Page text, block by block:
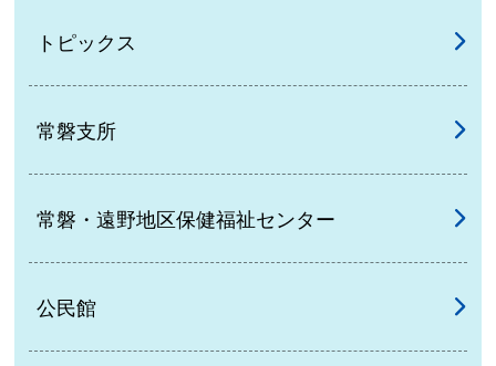
トピックス
常磐支所
常磐・遠野地区保健福祉センター
公民館